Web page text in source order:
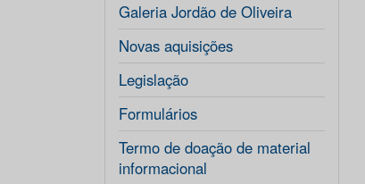
Galeria Jordão de Oliveira
Novas aquisições
Legislação
Formulários
Termo de doação de material
informacional